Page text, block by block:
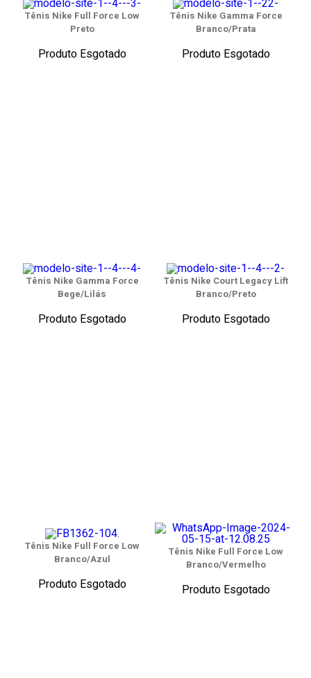
Tênis Nike Full Force Low
Preto
Produto Esgotado
Tênis Nike Gamma Force
Branco/Prata
Produto Esgotado
Tênis Nike Gamma Force
Bege/Lilás
Produto Esgotado
Tênis Nike Court Legacy Lift
Branco/Preto
Produto Esgotado
Tênis Nike Full Force Low
Branco/Azul
Produto Esgotado
Tênis Nike Full Force Low
Branco/Vermelho
Produto Esgotado